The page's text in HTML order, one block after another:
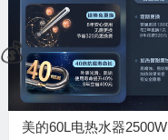
美的60L电热水器2500W